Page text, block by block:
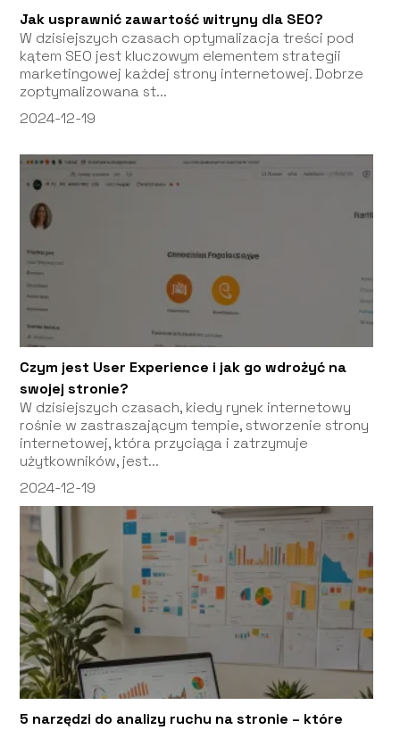
Jak usprawnić zawartość witryny dla SEO?
W dzisiejszych czasach optymalizacja treści pod
kątem SEO jest kluczowym elementem strategii
marketingowej każdej strony internetowej. Dobrze
zoptymalizowana st...
2024-12-19
Czym jest User Experience i jak go wdrożyć na
swojej stronie?
W dzisiejszych czasach, kiedy rynek internetowy
rośnie w zastraszającym tempie, stworzenie strony
internetowej, która przyciąga i zatrzymuje
użytkowników, jest...
2024-12-19
5 narzędzi do analizy ruchu na stronie – które